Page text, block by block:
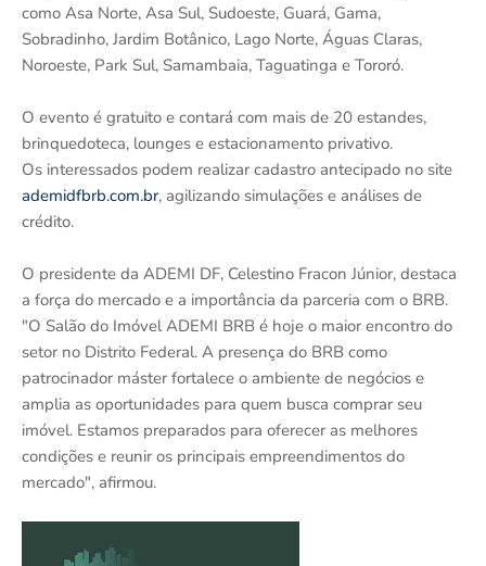
como Asa Norte, Asa Sul, Sudoeste, Guará, Gama,
Sobradinho, Jardim Botânico, Lago Norte, Águas Claras,
Noroeste, Park Sul, Samambaia, Taguatinga e Tororó.
O evento é gratuito e contará com mais de 20 estandes,
brinquedoteca, lounges e estacionamento privativo.
Os interessados podem realizar cadastro antecipado no site
ademidfbrb.com.br, agilizando simulações e análises de
crédito.
O presidente da ADEMI DF, Celestino Fracon Júnior, destaca
a força do mercado e a importância da parceria com o BRB.
"O Salão do Imóvel ADEMI BRB é hoje o maior encontro do
setor no Distrito Federal. A presença do BRB como
patrocinador máster fortalece o ambiente de negócios e
amplia as oportunidades para quem busca comprar seu
imóvel. Estamos preparados para oferecer as melhores
condições e reunir os principais empreendimentos do
mercado", afirmou.